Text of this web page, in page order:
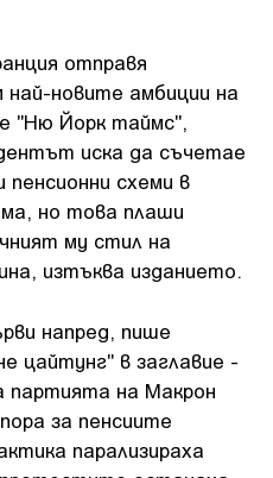
отправя
най-новите амбиции на
"Ню Йорк таймс",
иска да съчетае
пенсионни схеми в
но това плаши
му стил на
изтъква изданието.
напред, пише
цайтунг" в заглавие -
партията на Макрон
за пенсиите
парализираха